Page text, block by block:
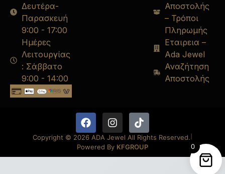
Δευτέρα-
Παρασκευή
9:00 - 17:00
Ημέρες
Λειτουργίας
: Σάββατο
9:00 - 14:00
Αποστολής
– Τρόποι
Πληρωμής
Εταιρεια –
Ada Jewel
Αναζήτηση
Αποστολής
Copyright © 2026 ADA Jewel All Rights Reserved.
Powered By KFGROUP 0